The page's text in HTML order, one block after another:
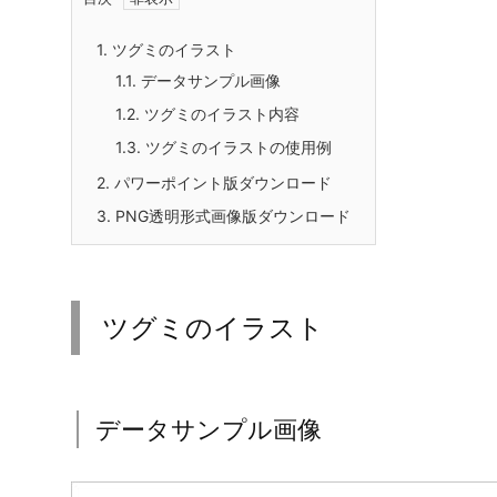
したPNG透明形式ファイル版を用意しています。
スズメ目ヒタキ科ツグミ属に分類されるツグミの、
の枝にとまる様子など、自然な生態がリアルに表現
いを感じさせる存在であり、野鳥関連の資料や観察
す。また、学校の理科教材やバードウォッチングイ
身近な野鳥の魅力を伝える素材として重宝します。
ツグミのイラスト
1.3.ツグミのイラストの使用例